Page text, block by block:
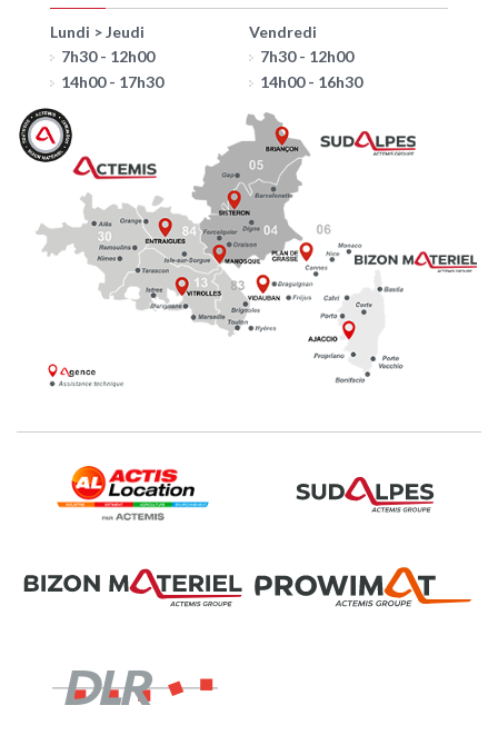
Lundi > Jeudi
7h30 - 12h00
14h00 - 17h30
Vendredi
7h30 - 12h00
14h00 - 16h30